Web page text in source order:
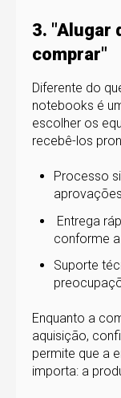
3. "Alugar
comprar"
Diferente do
notebooks é
escolher os
recebê-los
Processo
Entrega
conforme
Suporte
Enquanto a
aquisição,
permite que a
importa: a